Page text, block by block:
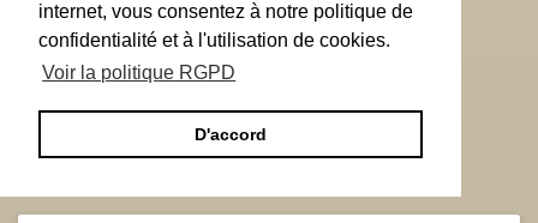
internet, vous consentez à notre politique de
confidentialité et à l'utilisation de cookies.
Voir la politique RGPD
D'accord